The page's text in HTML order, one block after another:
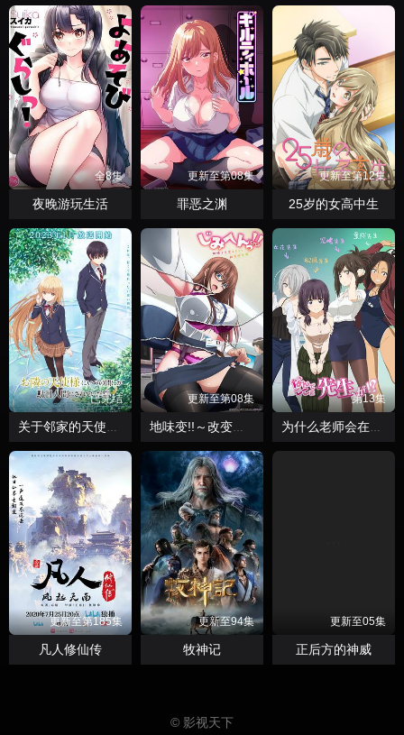
全8集
夜晚游玩生活
更新至第08集
罪恶之渊
更新至第12集
25岁的女高中生
已完结
关于邻家的天使大人不知不觉把我惯成了废人
更新至第08集
地味变!!～改变土妹子的纯洁异性交往～
第13集
为什么老师会在这里！？
更新至第185集
凡人修仙传
更新至94集
牧神记
更新至05集
正后方的神威
© 影视天下